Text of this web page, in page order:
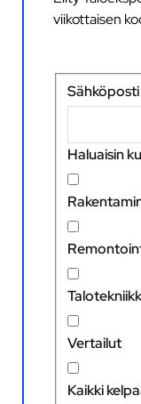
viikottaisen
Sähköposti
Haluaisin
Vertailut
Kaikki